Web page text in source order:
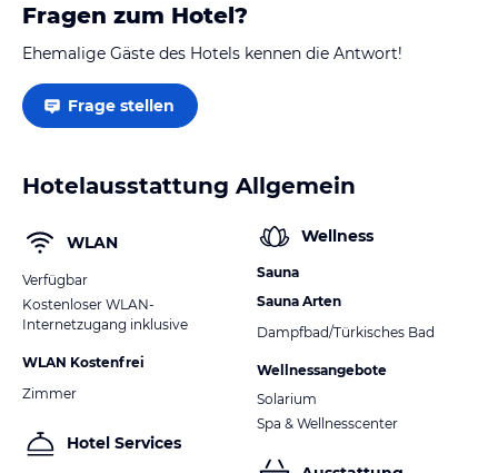
Fragen zum Hotel?
Ehemalige Gäste des Hotels kennen die Antwort!
Frage stellen
Hotelausstattung Allgemein
WLAN
Verfügbar
Kostenloser WLAN-
Internetzugang inklusive
WLAN Kostenfrei
Zimmer
Hotel Services
Wellness
Sauna
Sauna Arten
Dampfbad/Türkisches Bad
Wellnessangebote
Solarium
Spa & Wellnesscenter